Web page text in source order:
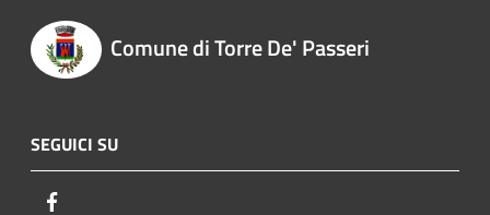
Comune di Torre De' Passeri
SEGUICI SU